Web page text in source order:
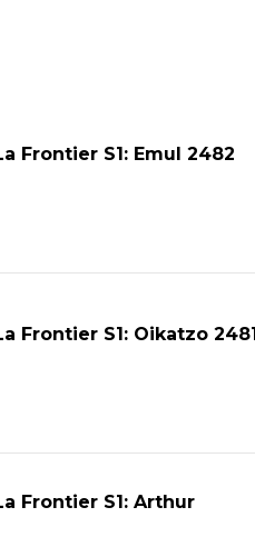
Frontier S1: Emul 2482
Frontier S1: Oikatzo 2481
Frontier S1: Arthur